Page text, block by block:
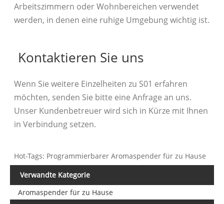
Arbeitszimmern oder Wohnbereichen verwendet
werden, in denen eine ruhige Umgebung wichtig ist.
Kontaktieren Sie uns
Wenn Sie weitere Einzelheiten zu S01 erfahren
möchten, senden Sie bitte eine Anfrage an uns.
Unser Kundenbetreuer wird sich in Kürze mit Ihnen
in Verbindung setzen.
Hot-Tags: Programmierbarer Aromaspender für zu Hause
Verwandte Kategorie
Aromaspender für zu Hause